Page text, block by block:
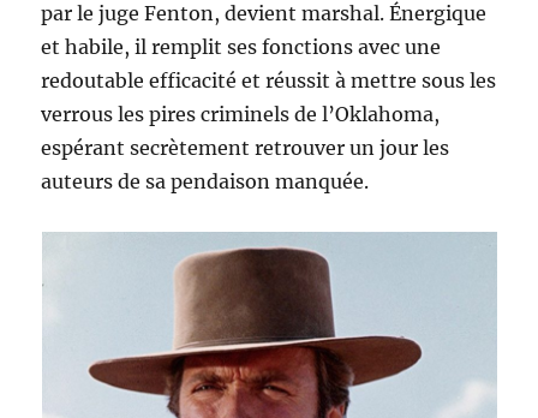
par le juge Fenton, devient marshal. Énergique
et habile, il remplit ses fonctions avec une
redoutable efficacité et réussit à mettre sous les
verrous les pires criminels de l’Oklahoma,
espérant secrètement retrouver un jour les
auteurs de sa pendaison manquée.